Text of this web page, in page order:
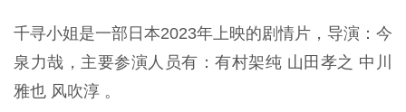
千寻小姐是一部日本2023年上映的剧情片，导演：今
泉力哉，主要参演人员有：有村架纯 山田孝之 中川
雅也 风吹淳 。